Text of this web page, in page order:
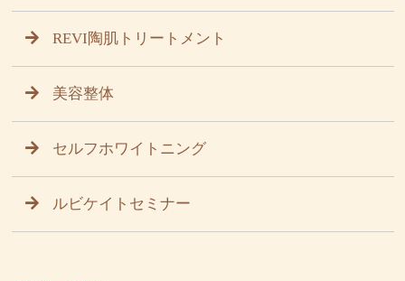
REVI陶肌トリートメント
美容整体
セルフホワイトニング
ルビケイトセミナー